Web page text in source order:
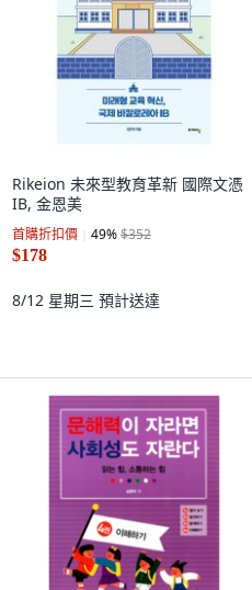
Rikeion 未來型教育革新 國際文憑
IB, 金恩美
首購折扣價 49%$352
$178
8/12 星期三 預計送達